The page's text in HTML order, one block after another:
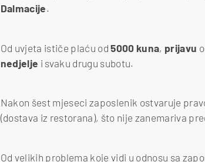
Dalmacije.
Od uvjeta ističe plaću od5000 kuna, prijavu
nedjelje i svaku drugu subotu.
Nakon šest mjeseci zaposlenik ostvaruje
(dostava iz restorana), što nije zanemariva
Od velikih problema koje vidi u odnosu sa